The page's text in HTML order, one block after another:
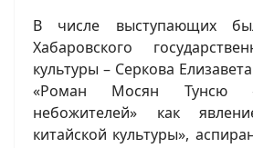
В числе выступающих
Хабаровского
культуры – Серкова
«Роман Мосян Тунсю
небожителей» как
китайской культуры»,